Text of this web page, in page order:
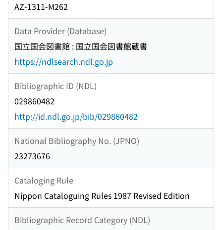
AZ-1311-M262
Data Provider (Database)
国立国会図書館 : 国立国会図書館蔵書
https://ndlsearch.ndl.go.jp
Bibliographic ID (NDL)
029860482
http://id.ndl.go.jp/bib/029860482
National Bibliography No. (JPNO)
23273676
Cataloging Rule
Nippon Cataloguing Rules 1987 Revised Edition
Bibliographic Record Category (NDL)